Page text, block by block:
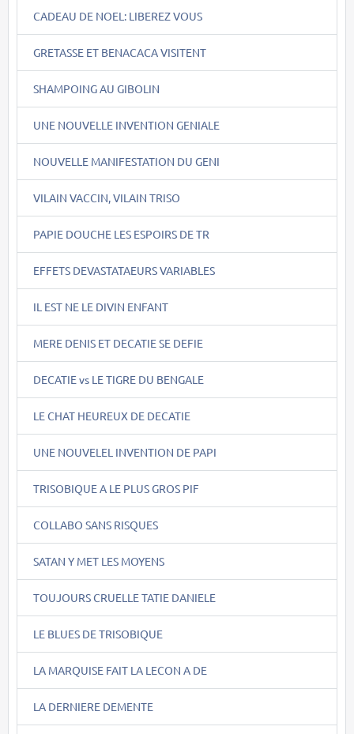
CADEAU DE NOEL: LIBEREZ VOUS
GRETASSE ET BENACACA VISITENT
SHAMPOING AU GIBOLIN
UNE NOUVELLE INVENTION GENIALE
NOUVELLE MANIFESTATION DU GENI
VILAIN VACCIN, VILAIN TRISO
PAPIE DOUCHE LES ESPOIRS DE TR
EFFETS DEVASTATAEURS VARIABLES
IL EST NE LE DIVIN ENFANT
MERE DENIS ET DECATIE SE DEFIE
DECATIE vs LE TIGRE DU BENGALE
LE CHAT HEUREUX DE DECATIE
UNE NOUVELEL INVENTION DE PAPI
TRISOBIQUE A LE PLUS GROS PIF
COLLABO SANS RISQUES
SATAN Y MET LES MOYENS
TOUJOURS CRUELLE TATIE DANIELE
LE BLUES DE TRISOBIQUE
LA MARQUISE FAIT LA LECON A DE
LA DERNIERE DEMENTE